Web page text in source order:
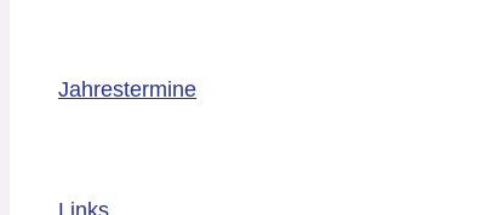
Jahrestermine
Links